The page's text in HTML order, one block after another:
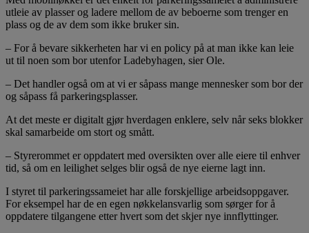
utleie av plasser og ladere mellom de av beboerne som trenger en
plass og de av dem som ikke bruker sin.
– For å bevare sikkerheten har vi en policy på at man ikke kan leie
ut til noen som bor utenfor Ladebyhagen, sier Ole.
– Det handler også om at vi er såpass mange mennesker som bor der
og såpass få parkeringsplasser.
At det meste er digitalt gjør hverdagen enklere, selv når seks blokker
skal samarbeide om stort og smått.
– Styrerommet er oppdatert med oversikten over alle eiere til enhver
tid, så om en leilighet selges blir også de nye eierne lagt inn.
I styret til parkeringssameiet har alle forskjellige arbeidsoppgaver.
For eksempel har de en egen nøkkelansvarlig som sørger for å
oppdatere tilgangene etter hvert som det skjer nye innflyttinger.